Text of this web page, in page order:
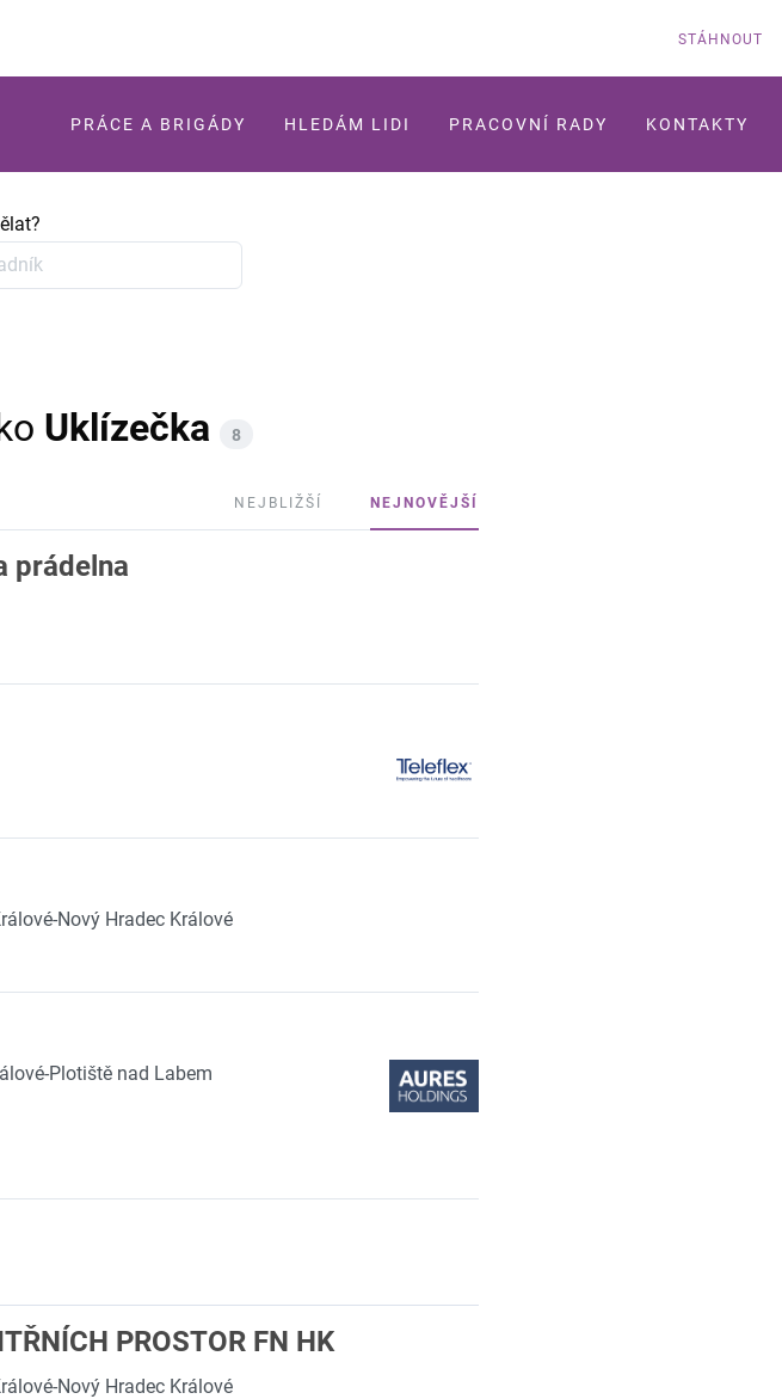
STÁHNOUT
PRÁCE A BRIGÁDY HLEDÁM LIDI PRACOVNÍ RADY KONTAKTY
Uklízečka 8
NEJBLIŽŠÍ NEJNOVĚJŠÍ
prádelna
Nový Hradec Králové
Plotiště nad Labem
PROSTOR FN HK
Nový Hradec Králové